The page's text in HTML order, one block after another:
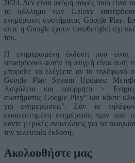
2024. Δεν είναι ακόμη σαφές ποιο είναι
το κόλλημα των Galaxy
ενημέρωση συστήματος Google Play.
ούτε η Google έχουν τοποθετηθεί
του.
Η ενημερωμένη έκδοση που είναι
smartphones αυτήν τη στιγμή είναι
μπορείτε να ελέγξετε αν το τηλέφωνό
Google Play System Updates;
Ασφάλεια και απόρρητο >
συστήματος Google Play” και κάντε
για ενημερώσεις”. Εάν το
εγκατεστημένη ενημέρωση πριν από
κάντε μερικές ανανεώσεις για να
την τελευταία έκδοση.
Ακολουθήστε μας